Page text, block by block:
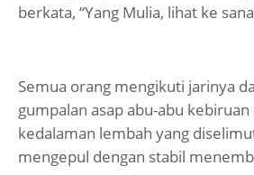
berkata, “Yang Mulia, lihat ke
Semua orang mengikuti jarinya
gumpalan asap abu-abu
kedalaman lembah yang
mengepul dengan stabil